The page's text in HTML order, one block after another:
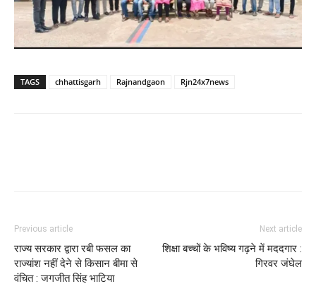
TAGS chhattisgarh Rajnandgaon Rjn24x7news
Previous article
राज्य सरकार द्वारा रबी फसल का
राज्यांश नहीं देने से किसान बीमा से
वंचित : जगजीत सिंह भाटिया
Next article
शिक्षा बच्चों के भविष्य गढ़ने में मददगार :
गिरवर जंघेल